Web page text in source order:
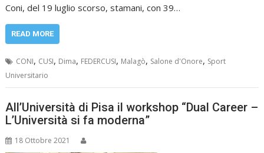
Coni, del 19 luglio scorso, stamani, con 39…
READ MORE
CONI, CUSI, Dima, FEDERCUSI, Malagò, Salone d'Onore, Sport
Universitario
All’Università di Pisa il workshop “Dual Career –
L’Università si fa moderna”
18 Ottobre 2021